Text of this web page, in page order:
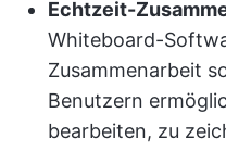
Echtzeit-
Whiteboard-
Zusammenarbeit
Benutzern
bearbeiten, zu